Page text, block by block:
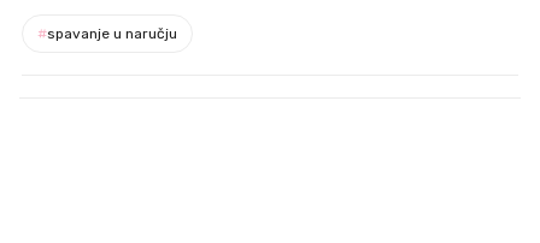
#spavanje u naručju